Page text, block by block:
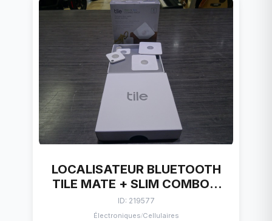
LOCALISATEUR BLUETOOTH
TILE MATE + SLIM COMBO 4
PACK
ID: 219577
Électroniques/Cellulaires